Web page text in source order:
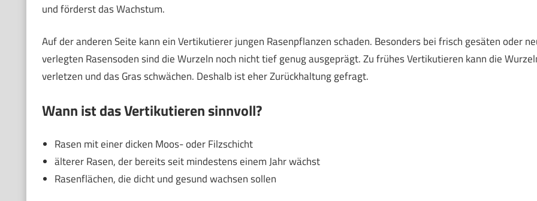
und förderst das Wachstum.
Auf der anderen Seite kann ein Vertikutierer jungen Rasenpflanzen schaden. Besonders bei frisch gesäten oder
verlegten Rasensoden sind die Wurzeln noch nicht tief genug ausgeprägt. Zu frühes Vertikutieren kann die
verletzen und das Gras schwächen. Deshalb ist eher Zurückhaltung gefragt.
Wann ist das Vertikutieren sinnvoll?
Rasen mit einer dicken Moos- oder Filzschicht
älterer Rasen, der bereits seit mindestens einem Jahr wächst
Rasenflächen, die dicht und gesund wachsen sollen